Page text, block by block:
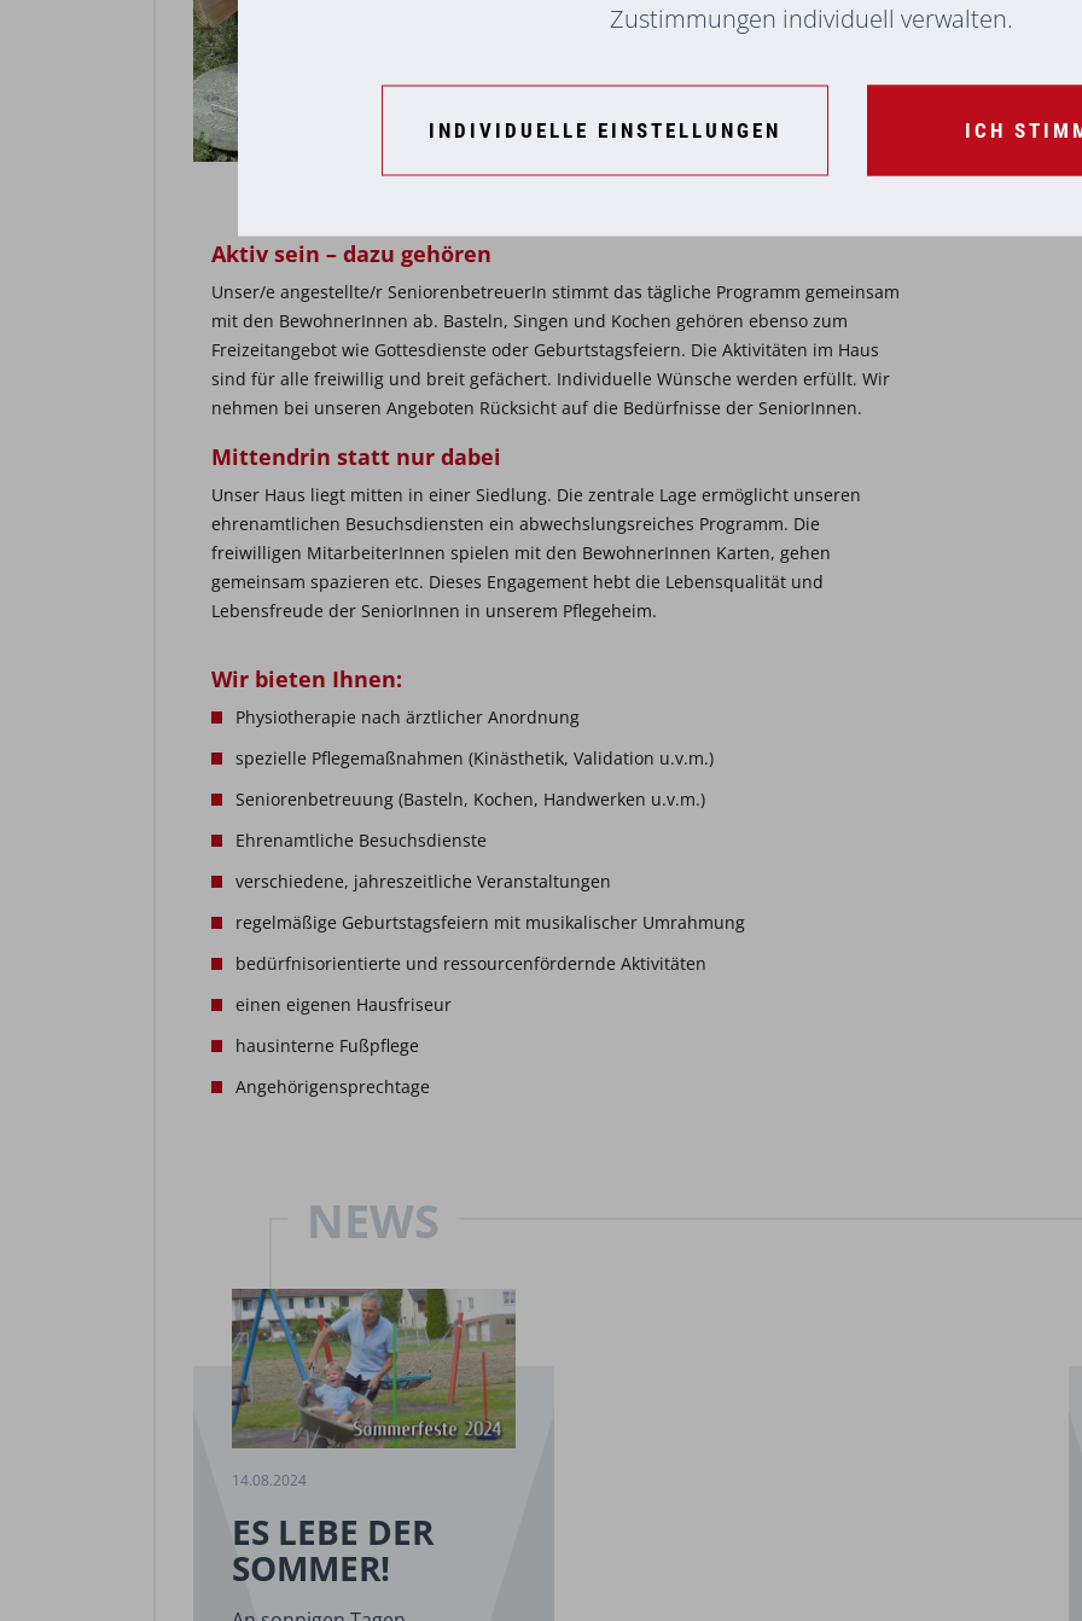
Aktiv sein – dazu gehören
Unser/e angestellte/r SeniorenbetreuerIn stimmt das tägliche Programm gemeinsam
mit den BewohnerInnen ab. Basteln, Singen und Kochen gehören ebenso zum
Freizeitangebot wie Gottesdienste oder Geburtstagsfeiern. Die Aktivitäten im Haus
sind für alle freiwillig und breit gefächert. Individuelle Wünsche werden erfüllt. Wir
nehmen bei unseren Angeboten Rücksicht auf die Bedürfnisse der SeniorInnen.
Mittendrin statt nur dabei
Unser Haus liegt mitten in einer Siedlung. Die zentrale Lage ermöglicht unseren
ehrenamtlichen Besuchsdiensten ein abwechslungsreiches Programm. Die
freiwilligen MitarbeiterInnen spielen mit den BewohnerInnen Karten, gehen
gemeinsam spazieren etc. Dieses Engagement hebt die Lebensqualität und
Lebensfreude der SeniorInnen in unserem Pflegeheim.
Wir bieten Ihnen:
Physiotherapie nach ärztlicher Anordnung
spezielle Pflegemaßnahmen (Kinästhetik, Validation u.v.m.)
Seniorenbetreuung (Basteln, Kochen, Handwerken u.v.m.)
Ehrenamtliche Besuchsdienste
verschiedene, jahreszeitliche Veranstaltungen
regelmäßige Geburtstagsfeiern mit musikalischer Umrahmung
bedürfnisorientierte und ressourcenfördernde Aktivitäten
einen eigenen Hausfriseur
hausinterne Fußpflege
Angehörigensprechtage
NEWS
14.08.2024
ES LEBE DER
SOMMER!
Zustimmungen individuell verwalten.
INDIVIDUELLE EINSTELLUNGEN ICH